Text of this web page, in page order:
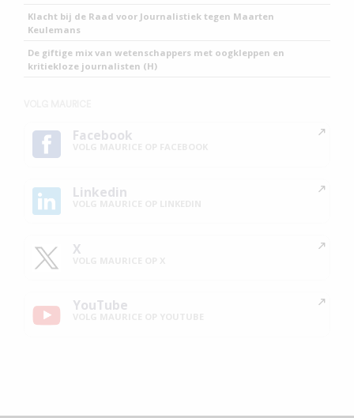
Klacht bij de Raad voor Journalistiek tegen Maarten
Keulemans
De giftige mix van wetenschappers met oogkleppen en
kritiekloze journalisten (H)
Facebook
Linkedin
X
YouTube